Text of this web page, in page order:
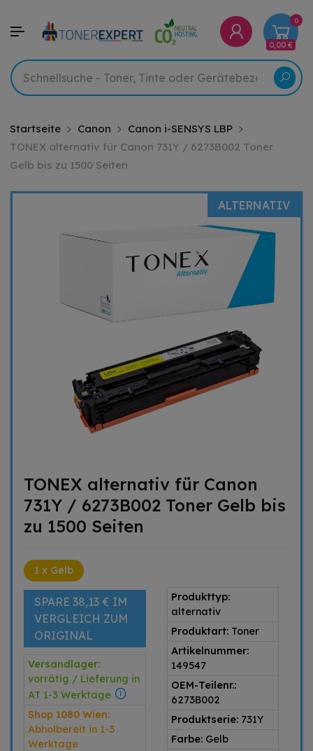
0
0,00 €
Startseite Canon
Canon i-SENSYS LBP
TONEX alternativ für Canon 731Y / 6273B002 Toner
Gelb bis zu 1500 Seiten
ALTERNATIV
TONEX alternativ für Canon
731Y / 6273B002 Toner Gelb bis
zu 1500 Seiten
1 x Gelb
SPARE 38,13 € IM
VERGLEICH ZUM
ORIGINAL
Versandlager:
vorrätig / Lieferung in
AT 1-3 Werktage
Shop 1080 Wien:
Abholbereit in 1-3
Werktage
Produkttyp:
alternativ
Produktart: Toner
Artikelnummer:
149547
OEM-Teilenr.:
6273B002
Produktserie: 731Y
Farbe: Gelb